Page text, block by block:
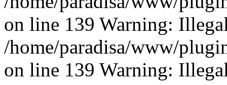
on line 139 Warning:
/home/paradisa/www/
on line 139 Warning: